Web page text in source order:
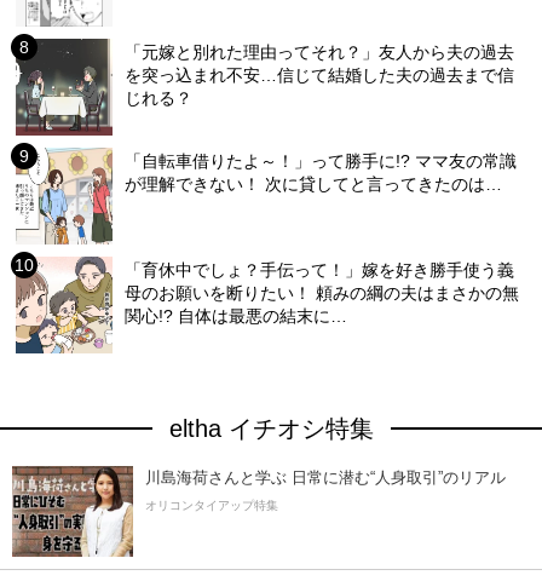
「元嫁と別れた理由ってそれ？」友人から夫の過去
を突っ込まれ不安…信じて結婚した夫の過去まで信
じれる？
「自転車借りたよ～！」って勝手に!? ママ友の常識
が理解できない！ 次に貸してと言ってきたのは…
「育休中でしょ？手伝って！」嫁を好き勝手使う義
母のお願いを断りたい！ 頼みの綱の夫はまさかの無
関心!? 自体は最悪の結末に…
eltha イチオシ特集
川島海荷さんと学ぶ 日常に潜む“人身取引”のリアル
オリコンタイアップ特集